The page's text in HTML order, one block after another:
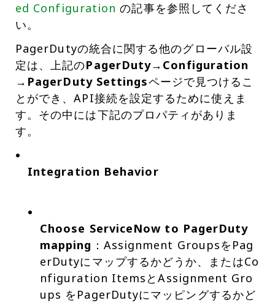
ed Configurationの記事を参照してくださ
い。
PagerDutyの統合に関する他のグローバル設
定は、上記のPagerDuty→Configuration
→PagerDuty Settingsページで見つけるこ
とができ、API接続を設定するために使えま
す。その中には下記のプロパティがありま
す。
Integration Behavior
Choose ServiceNow to PagerDuty
mapping ：Assignment GroupsをPag
erDutyにマップするかどうか、またはCo
nfiguration ItemsとAssignment Gro
ups をPagerDutyにマッピングするかど